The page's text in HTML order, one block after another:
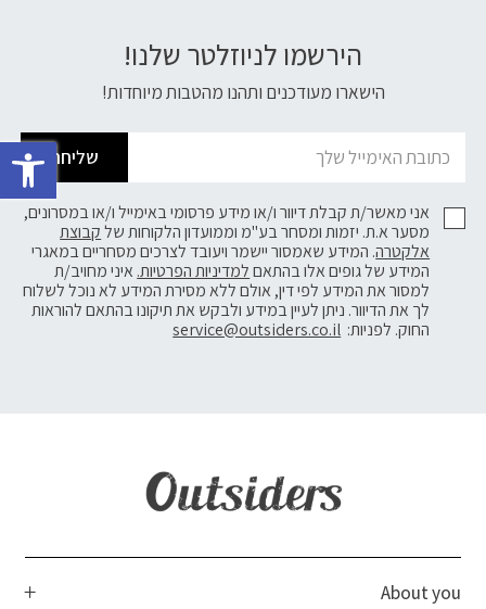
הירשמו לניוזלטר שלנו!
הישארו מעודכנים ותהנו מהטבות מיוחדות!
שליחה
אני מאשר/ת קבלת דיוור ו/או מידע פרסומי באימייל ו/או במסרונים,
מסער א.ת. יזמות ומסחר בע"מ וממועדון הלקוחות שלקבוצת
אלקטרה. המידע שאמסור יישמר ויעובד לצרכים מסחריים במאגרי
המידע של גופים אלו בהתאםלמדיניות הפרטיות. איני מחויב/ת
למסור את המידע לפי דין, אולם ללא מסירת המידע לא נוכל לשלוח
לך את הדיוור. ניתן לעיין במידע ולבקש את תיקונו בהתאם להוראות
החוק. לפניות: service@outsiders.co.il
About you